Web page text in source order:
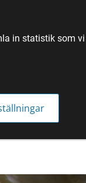
in statistik som